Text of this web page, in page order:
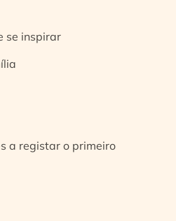
se inspirar
a registar o primeiro